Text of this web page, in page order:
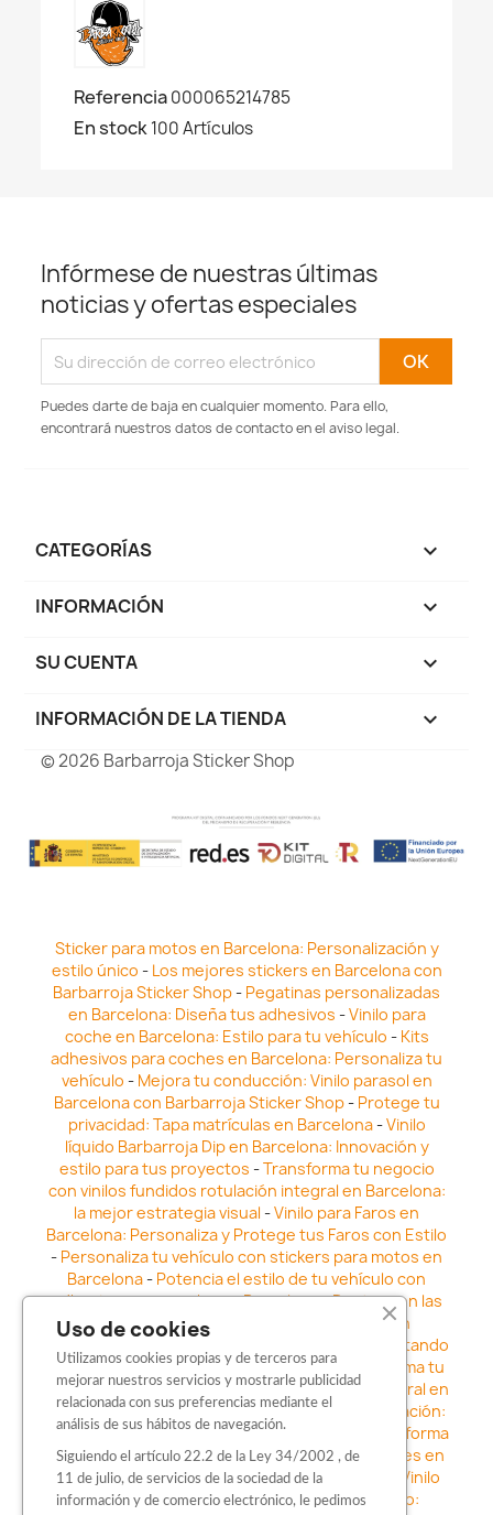
Referencia000065214785
En stock100 Artículos
Infórmese de nuestras últimas
noticias y ofertas especiales
Puedes darte de baja en cualquier momento. Para ello,
encontrará nuestros datos de contacto en el aviso legal.
CATEGORÍAS 
INFORMACIÓN 
SU CUENTA 
INFORMACIÓN DE LA TIENDA keyboard_arrow_down
© 2026 Barbarroja Sticker Shop
Sticker para motos en Barcelona: Personalización y
estilo único - Los mejores stickers en Barcelona con
Barbarroja Sticker Shop- Pegatinas personalizadas
en Barcelona: Diseña tus adhesivos -Vinilo para
coche en Barcelona: Estilo para tu vehículo - Kits
adhesivos para coches en Barcelona: Personaliza tu
vehículo - Mejora tu conducción: Vinilo parasol en
Barcelona con Barbarroja Sticker Shop- Protege tu
privacidad: Tapa matrículas en Barcelona-Vinilo
líquido Barbarroja Dip en Barcelona: Innovación y
estilo para tus proyectos -Transforma tu negocio
con vinilos fundidos rotulación integral en Barcelona:
la mejor estrategia visual -Vinilo para Faros en
Barcelona: Personaliza y Protege tus Faros con Estilo
- Personaliza tu vehículo con stickers para motos en
Barcelona- Potencia el estilo de tu vehículo con
adhesivos para coche en Barcelona-Destaca en las
calles: Los Mejores stickers para coches en
Vinilo para faros en Barcelona: Resaltando
la Estética y Seguridad del Automóvil- Transforma tu
vehículo con los vinilos fundidos rotulación integral en
Barcelona-Explora la Innovación en Personalización:
Vinilo líquido barbarroja dip en Barcelona
Transforma
tu vehículo con estilo: Kits adhesivos para coches en
Barcelona-Personaliza tu vehículo con estilo: Vinilo
para coche en Barcelona-Destaca con Estilo:
Uso de cookies
Utilizamos cookies propias y de terceros para
mejorar nuestros servicios y mostrarle publicidad
relacionada con sus preferencias mediante el
análisis de sus hábitos de navegación.
Siguiendo el artículo 22.2 de la Ley 34/2002 , de
11 de julio, de servicios de la sociedad de la
información y de comercio electrónico, le pedimos